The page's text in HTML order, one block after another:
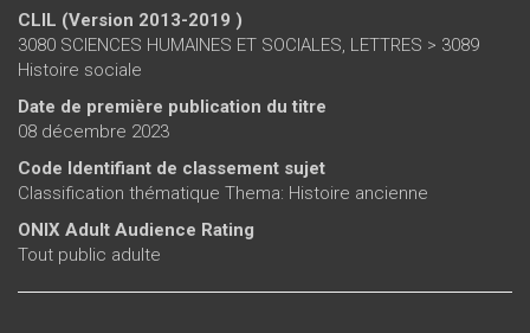
CLIL (Version 2013-2019 )
3080 SCIENCES HUMAINES ET SOCIALES, LETTRES > 3089
Histoire sociale
Date de première publication du titre
08 décembre 2023
Code Identifiant de classement sujet
Classification thématique Thema: Histoire ancienne
ONIX Adult Audience Rating
Tout public adulte